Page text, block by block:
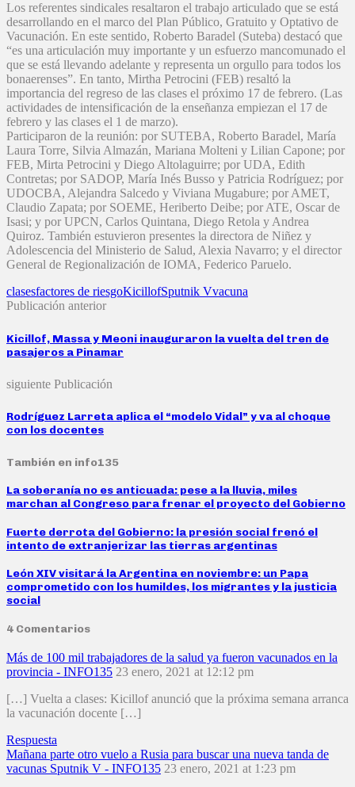
Los referentes sindicales resaltaron el trabajo articulado que se está
desarrollando en el marco del Plan Público, Gratuito y Optativo de
Vacunación. En este sentido, Roberto Baradel (Suteba) destacó que
“es una articulación muy importante y un esfuerzo mancomunado el
que se está llevando adelante y representa un orgullo para todos los
bonaerenses”. En tanto, Mirtha Petrocini (FEB) resaltó la
importancia del regreso de las clases el próximo 17 de febrero. (Las
actividades de intensificación de la enseñanza empiezan el 17 de
febrero y las clases el 1 de marzo).
Participaron de la reunión: por SUTEBA, Roberto Baradel, María
Laura Torre, Silvia Almazán, Mariana Molteni y Lilian Capone; por
FEB, Mirta Petrocini y Diego Altolaguirre; por UDA, Edith
Contretas; por SADOP, María Inés Busso y Patricia Rodríguez; por
UDOCBA, Alejandra Salcedo y Viviana Mugabure; por AMET,
Claudio Zapata; por SOEME, Heriberto Deibe; por ATE, Oscar de
Isasi; y por UPCN, Carlos Quintana, Diego Retola y Andrea
Quiroz. También estuvieron presentes la directora de Niñez y
Adolescencia del Ministerio de Salud, Alexia Navarro; y el director
General de Regionalización de IOMA, Federico Paruelo.
clasesfactores de riesgoKicillofSputnik Vvacuna
Publicación anterior
Kicillof, Massa y Meoni inauguraron la vuelta del tren de
pasajeros a Pinamar
siguiente Publicación
Rodríguez Larreta aplica el “modelo Vidal” y va al choque
con los docentes
También en info135
La soberanía no es anticuada: pese a la lluvia, miles
marchan al Congreso para frenar el proyecto del Gobierno
Fuerte derrota del Gobierno: la presión social frenó el
intento de extranjerizar las tierras argentinas
León XIV visitará la Argentina en noviembre: un Papa
comprometido con los humildes, los migrantes y la justicia
social
4 Comentarios
Más de 100 mil trabajadores de la salud ya fueron vacunados en la
provincia - INFO135 23 enero, 2021 at 12:12 pm
[…] Vuelta a clases: Kicillof anunció que la próxima semana arranca
la vacunación docente […]
Respuesta
Mañana parte otro vuelo a Rusia para buscar una nueva tanda de
vacunas Sputnik V - INFO135 23 enero, 2021 at 1:23 pm